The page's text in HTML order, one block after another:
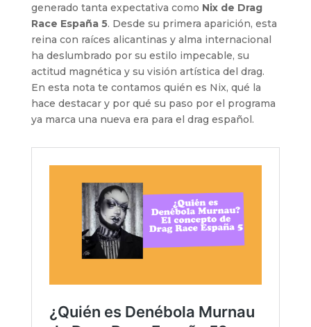
generado tanta expectativa como Nix de Drag
Race España 5. Desde su primera aparición, esta
reina con raíces alicantinas y alma internacional
ha deslumbrado por su estilo impecable, su
actitud magnética y su visión artística del drag.
En esta nota te contamos quién es Nix, qué la
hace destacar y por qué su paso por el programa
ya marca una nueva era para el drag español.